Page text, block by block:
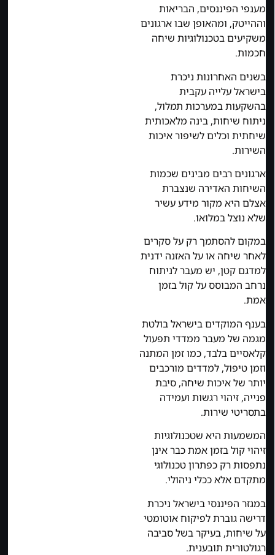
מענפי הפיננסים, הבריאות
וההייטק, ומהאופן שבו ארגונים
משקיעים בטכנולוגיות שיחה
חכמות.
בשנים האחרונות ניכרת
בישראל עלייה עקבית
בהשקעות במערכות תמלול,
ניתוח שיחות, בינה מלאכותית
שיחתית וכלים לשיפור איכות
השירות.
ארגונים רבים מבינים שכמות
השיחות האדירה שנצברת
אצלם היא מקור מידע עשיר
שלא נוצל במלואו.
במקום להסתמך רק על סקרים
לאחר שיחה או על האזנה ידנית
למדגם קטן, יש מעבר לניתוח
נרחב המבוסס על קול בזמן
אמת.
בענף המוקדים בישראל בולטת
מגמה של מעבר ממדדי תפעול
קלאסיים בלבד, כמו זמן המתנה
וזמן טיפול, למדדים מורכבים
יותר של איכות שיחה, סיבת
פנייה, זיהוי רגשות ועמידה
בתסריטי שירות.
המשמעות היא שטכנולוגיות
זיהוי קול בזמן אמת כבר אינן
נתפסות רק כפתרון טכנולוגי
מתקדם אלא ככלי ניהולי.
במגזר הפיננסי בישראל ניכרת
דרישה גוברת לפיקוח אוטומטי
על שיחות, בעיקר בשל סביבה
רגולטורית תובענית.